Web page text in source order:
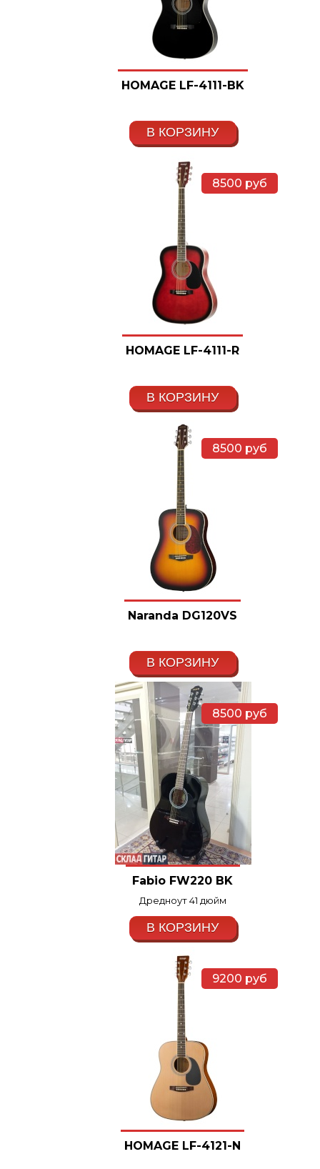
HOMAGE LF-4111-BK
В КОРЗИНУ
8500 руб
HOMAGE LF-4111-R
В КОРЗИНУ
8500 руб
Naranda DG120VS
В КОРЗИНУ
8500 руб
Fabio FW220 BK
Дредноут 41 дюйм
В КОРЗИНУ
9200 руб
HOMAGE LF-4121-N